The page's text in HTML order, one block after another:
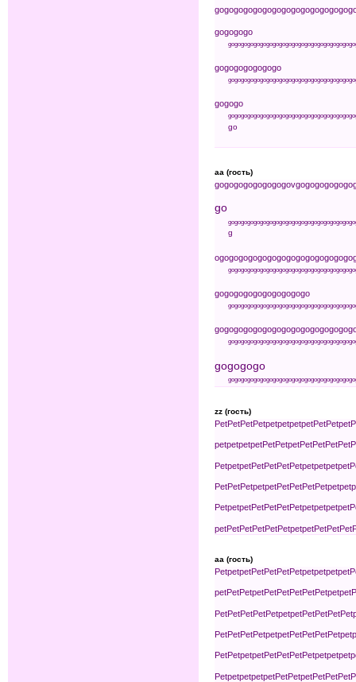
gogogogogogogogogogogogogogo
gogogogo
gogogogogogogogogogogogogogogogogogogogo
gogogogogogogo
gogogogogogogogogogogogogogogogogogogogo
gogogo
gogogogogogogogogogogogogogogogogogogogo
go
aa (гость)
gogogogogogogogovgogogogogogo
go
gogogogogogogogogogogogogogogogogogogogo
g
ogogogogogogogogogogogogogogo
gogogogogogogogogogogogogogogogogogogogo
gogogogogogogogogogo
gogogogogogogogogogogogogogogogogogogogo
gogogogogogogogogogogogogogo
gogogogogogogogogogogogogogogogogogogogo
gogogogo
gogogogogogogogogogogogogogogogogogogogo
zz (гость)
PetPetPetPetpetpetpetpetPetPetpet
petpetpetpetPetPetpetPetPetPetPet
PetpetpetPetPetPetPetpetpetpetpet
PetPetPetpetpetPetPetPetPetpetpet
PetpetpetPetPetPetPetpetpetpetpet
petPetPetPetPetPetpetpetPetPetPet
aa (гость)
PetpetpetPetPetPetPetpetpetpetpet
petPetPetpetPetPetPetPetPetpetpet
PetPetPetPetPetpetpetPetPetPetPet
PetPetPetPetpetpetPetPetPetPetpet
PetPetpetpetPetPetPetPetpetpetpet
PetpetpetpetpetPetPetpetPetPetPet